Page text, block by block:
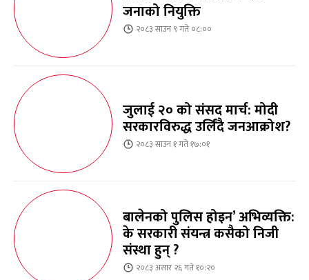
जनाको नियुक्ति
२०८३ साउन ९ गते ०८:००
जुलाई २० को संसद मार्च: मोदी
सरकारविरुद्ध उर्लिंदै जनआक्रोश?
२०८३ साउन १ गते १७:०१
बालेनको पुलिस होइन’ अभिव्यक्ति:
के सरकारी संयन्त्र कसैको निजी
संस्था हुन् ?
२०८३ असार २६ गते १०:२०